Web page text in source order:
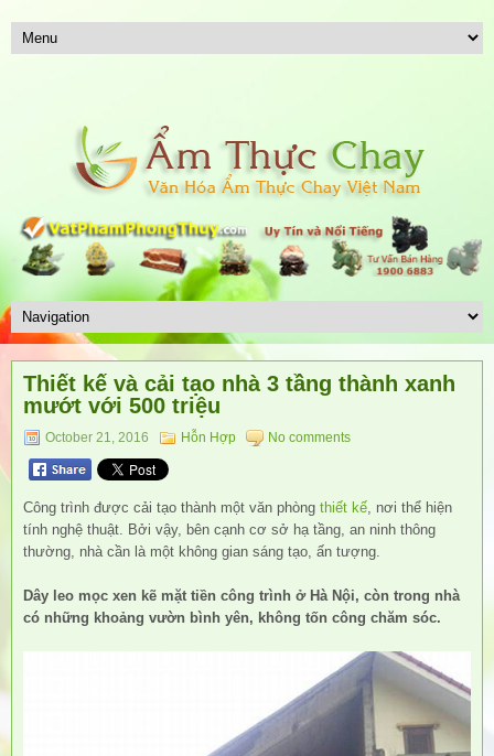
Thiết kế và cải tạo nhà 3 tầng thành xanh
mướt với 500 triệu
October 21, 2016 Hỗn Hợp No comments
Công trình được cải tạo thành một văn phòng thiết kế, nơi thể hiện
tính nghệ thuật. Bởi vậy, bên cạnh cơ sở hạ tầng, an ninh thông
thường, nhà cần là một không gian sáng tạo, ấn tượng.
Dây leo mọc xen kẽ mặt tiền công trình ở Hà Nội, còn trong nhà
có những khoảng vườn bình yên, không tốn công chăm sóc.